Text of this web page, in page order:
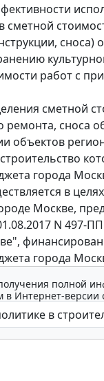
сметной
сноса)
работ с
сметной
ремонта, сноса
объектов
города
в
Москве,
N 497-
города
полной
в Интернет-версии